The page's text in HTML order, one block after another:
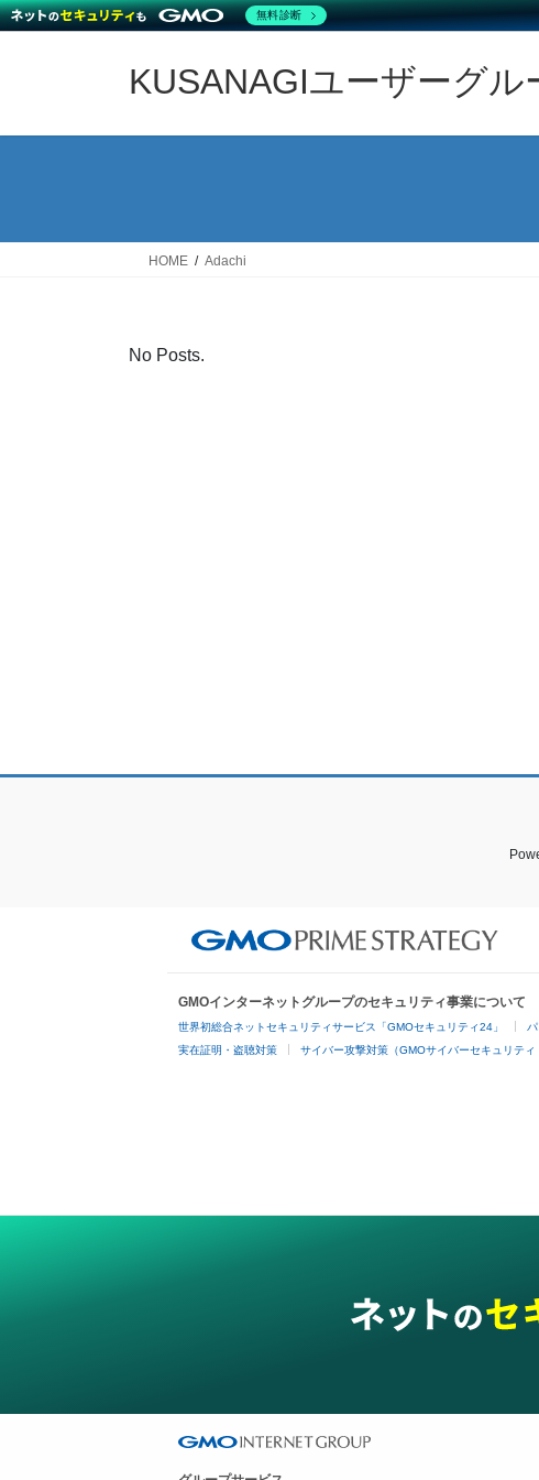
KUSANAGIユーザーグル
HOME Adachi
No Posts.
GMOインターネットグループのセキュリティ事業について
世界初総合ネットセキュリティサービス「GMOセキュリティ24」
実在証明・盗聴対策 サイバー攻撃対策（GMOサイバーセキュリティ
無料診断